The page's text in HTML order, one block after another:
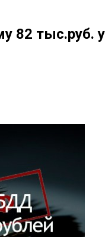
тыс.руб.